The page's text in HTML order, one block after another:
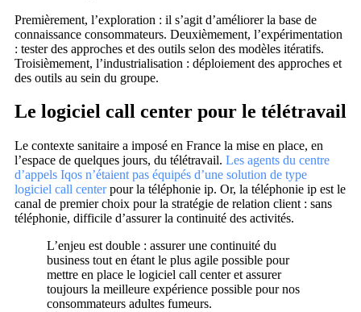
Premièrement, l’exploration : il s’agit d’améliorer la base de
connaissance consommateurs. Deuxièmement, l’expérimentation
: tester des approches et des outils selon des modèles itératifs.
Troisièmement, l’industrialisation : déploiement des approches et
des outils au sein du groupe.
Le logiciel call center pour le télétravail
Le contexte sanitaire a imposé en France la mise en place, en
l’espace de quelques jours, du télétravail. Les agents du centre
d’appels Iqos n’étaient pas équipés d’une solution de type
logiciel call centerpour la téléphonie ip. Or, la téléphonie ip est le
canal de premier choix pour la stratégie de relation client : sans
téléphonie, difficile d’assurer la continuité des activités.
L’enjeu est double : assurer une continuité du
business tout en étant le plus agile possible pour
mettre en place le logiciel call center et assurer
toujours la meilleure expérience possible pour nos
consommateurs adultes fumeurs.